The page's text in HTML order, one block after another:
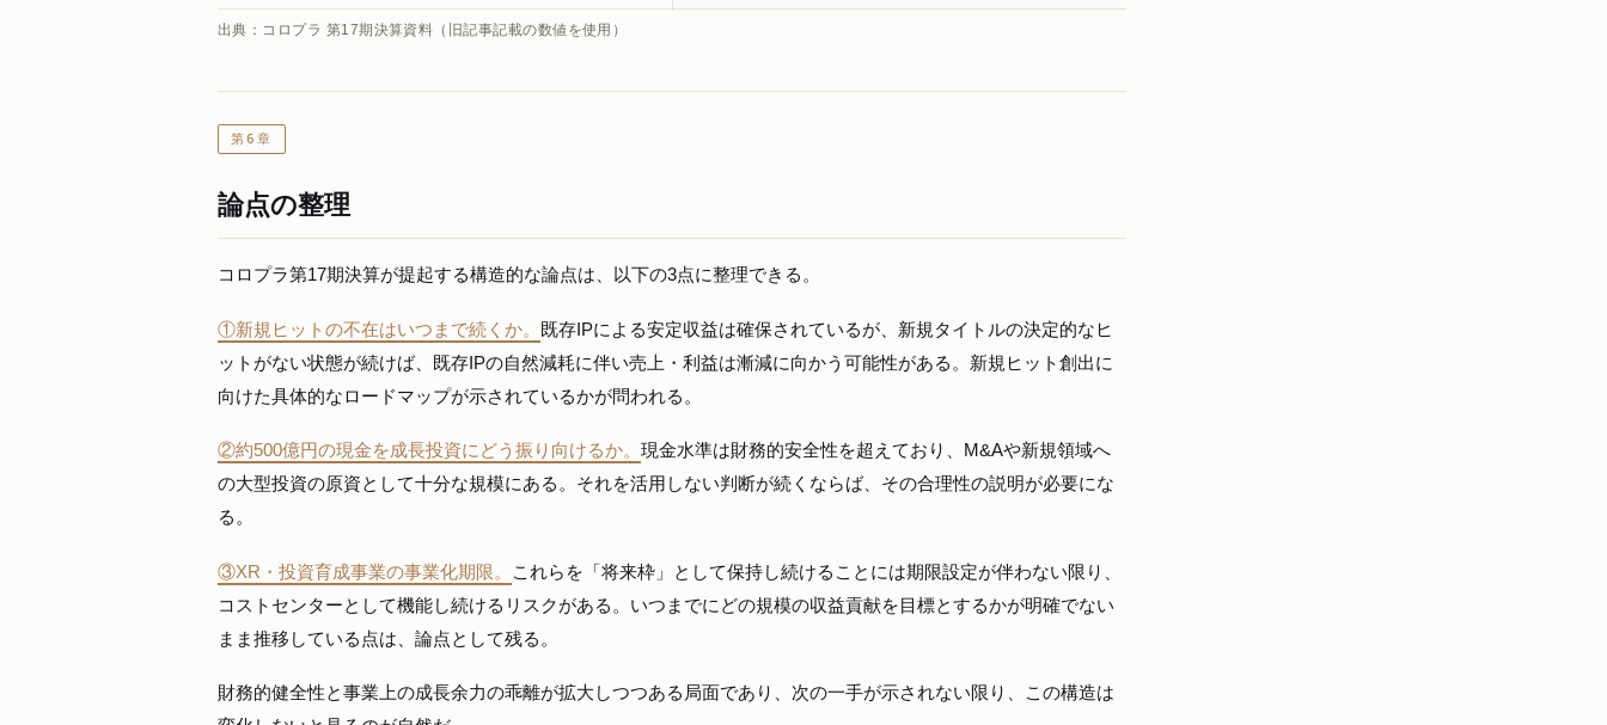
出典：コロプラ 第17期決算資料（旧記事記載の数値を使用）
第6章
論点の整理
コロプラ第17期決算が提起する構造的な論点は、以下の3点に整理できる。
①新規ヒットの不在はいつまで続くか。
既存IPによる安定収益は確保されているが、新規タイトルの決定的なヒ
ットがない状態が続けば、既存IPの自然減耗に伴い売上・利益は漸減に向かう可能性がある。新規ヒット創出に
向けた具体的なロードマップが示されているかが問われる。
②約500億円の現金を成長投資にどう振り向けるか。 現金水準は財務的安全性を超えており、M&Aや新規領域へ
の大型投資の原資として十分な規模にある。それを活用しない判断が続くならば、その合理性の説明が必要にな
る。
③XR・投資育成事業の事業化期限。
これらを「将来枠」として保持し続けることには期限設定が伴わない限り、
コストセンターとして機能し続けるリスクがある。いつまでにどの規模の収益貢献を目標とするかが明確でない
まま推移している点は、論点として残る。
財務的健全性と事業上の成長余力の乖離が拡大しつつある局面であり、次の一手が示されない限り、この構造は